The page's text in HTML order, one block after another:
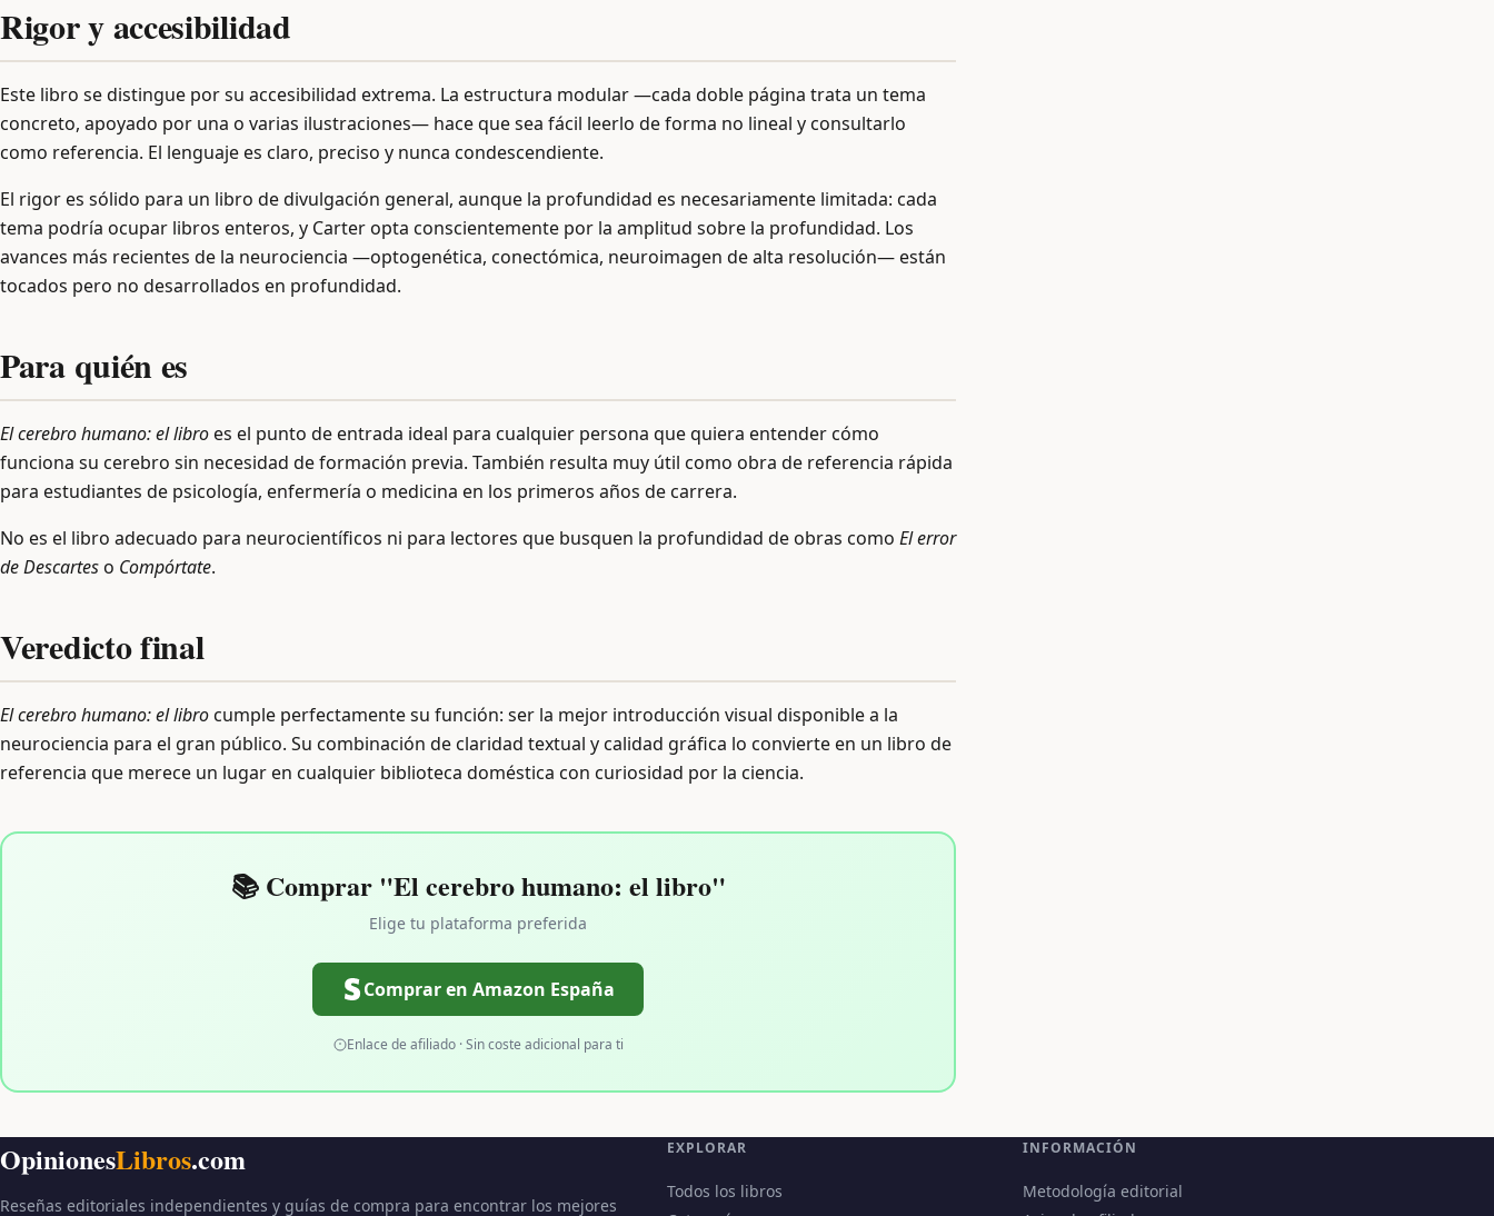
Rigor y accesibilidad
Este libro se distingue por su accesibilidad extrema. La estructura modular —cada doble página trata un tema
concreto, apoyado por una o varias ilustraciones— hace que sea fácil leerlo de forma no lineal y consultarlo
como referencia. El lenguaje es claro, preciso y nunca condescendiente.
El rigor es sólido para un libro de divulgación general, aunque la profundidad es necesariamente limitada: cada
tema podría ocupar libros enteros, y Carter opta conscientemente por la amplitud sobre la profundidad. Los
avances más recientes de la neurociencia —optogenética, conectómica, neuroimagen de alta resolución— están
tocados pero no desarrollados en profundidad.
Para quién es
El cerebro humano: el libroes el punto de entrada ideal para cualquier persona que quiera entender cómo
funciona su cerebro sin necesidad de formación previa. También resulta muy útil como obra de referencia rápida
para estudiantes de psicología, enfermería o medicina en los primeros años de carrera.
No es el libro adecuado para neurocientíficos ni para lectores que busquen la profundidad de obras como El error
de Descarteso Compórtate.
Veredicto final
El cerebro humano: el librocumple perfectamente su función: ser la mejor introducción visual disponible a la
neurociencia para el gran público. Su combinación de claridad textual y calidad gráfica lo convierte en un libro de
referencia que merece un lugar en cualquier biblioteca doméstica con curiosidad por la ciencia.
📚 Comprar "El cerebro humano: el libro"
Elige tu plataforma preferida
Comprar en Amazon España
Enlace de afiliado · Sin coste adicional para ti
OpinionesLibros.com
Reseñas editoriales independientes y guías de compra para encontrar los mejores
EXPLORAR
Todos los libros
INFORMACIÓN
Metodología editorial